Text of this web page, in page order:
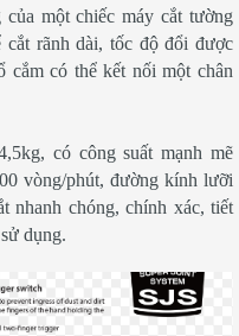
một chiếc máy cắt tường
cắt rãnh dài, tốc độ đổi được
có thể kết nối một chân
có công suất mạnh mẽ
vòng/phút, đường kính lưỡi
nhanh chóng, chính xác, tiết
dụng.